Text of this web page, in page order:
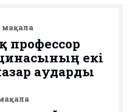
мақала
профессор
екі
аударды